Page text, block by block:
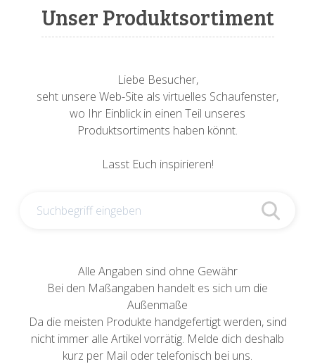
Unser Produktsortiment
Liebe Besucher,
seht unsere Web-Site als virtuelles Schaufenster,
wo Ihr Einblick in einen Teil unseres
Produktsortiments haben könnt.
Lasst Euch inspirieren!
Alle Angaben sind ohne Gewähr
Bei den Maßangaben handelt es sich um die
Außenmaße
Da die meisten Produkte handgefertigt werden, sind
nicht immer alle Artikel vorrätig. Melde dich deshalb
kurz per Mail oder telefonisch bei uns.
Sonnenuhren
Spardosen
Vögel
Vogeltränken
Verschiedene
Wandschalen
Sockel + Säulen
Tierfiguren
Meeresbewohner
Schildkröten
Schweine + Wildschweine
Verschiedene
Zwiebel- + Knoblauchtöpfe